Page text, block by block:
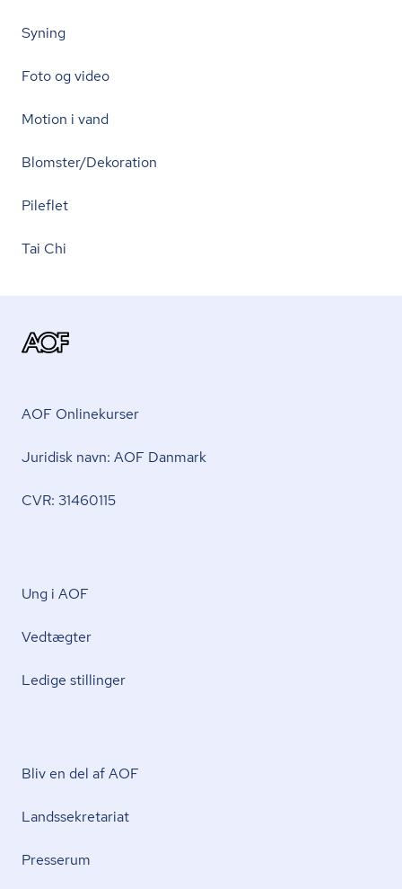
Syning
Foto og video
Motion i vand
Blomster/Dekoration
Pileflet
Tai Chi
AOF Onlinekurser
Juridisk navn: AOF Danmark
CVR: 31460115
Ung i AOF
Vedtægter
Ledige stillinger
Bliv en del af AOF
Lands­se­kre­ta­ri­at
Presserum